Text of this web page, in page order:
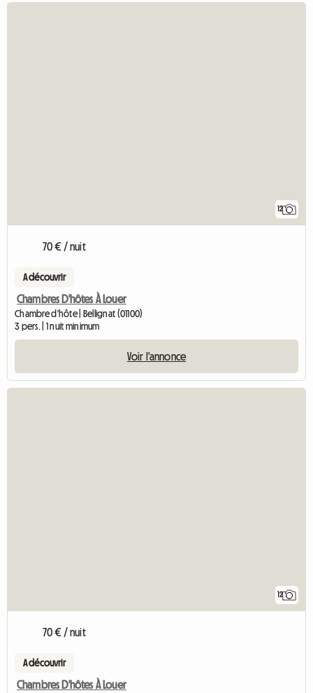
12
70 € / nuit
A découvrir
Chambres D'hôtes À Louer
Chambre d'hôte | Bellignat (01100)
3 pers. | 1 nuit minimum
Voir l'annonce
12
70 € / nuit
A découvrir
Chambres D'hôtes À Louer